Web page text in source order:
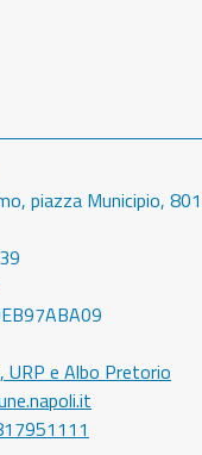
piazza Municipio,
e Albo Pretorio